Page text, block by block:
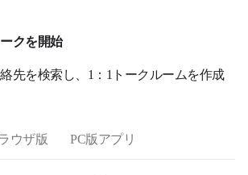
クを開始
先を検索し、1：1トークルームを作成
ウザ版 PC版アプリ